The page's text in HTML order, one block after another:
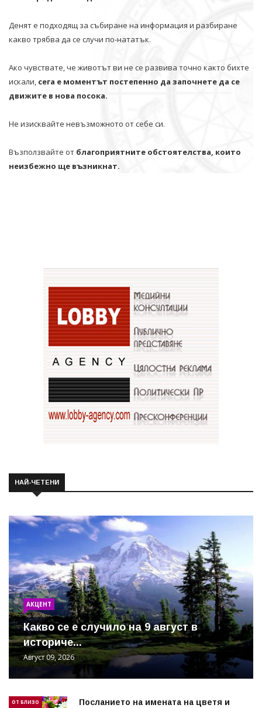
Денят е подходящ за събиране на информация и разбиране
какво трябва да се случи по-нататък.
Ако чувствате, че животът ви не се развива точно както бихте
искали, сега е моментът постепенно да започнете да се
движите в нова посока.
Не изисквайте невъзможното от себе си.
Възползвайте от благоприятните обстоятелства, които
неизбежно ще възникнат.
НАЙ-ЧЕТЕНИ
АКЦЕНТ
Какво се е случило на 9 август в
историче...
Август 09, 2026
ОТ БЛИЗО
Посланието на имената на цветя и